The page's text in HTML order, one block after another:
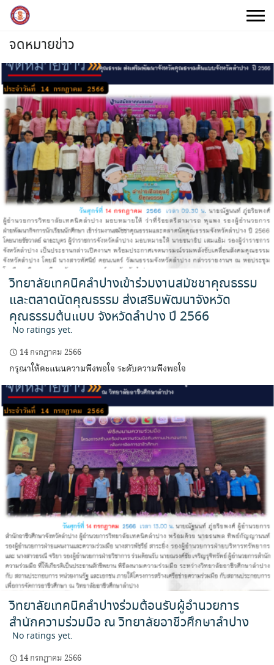
Skip
content
จดหมายข่าว
วิทยาลัยเทคนิคลำปางเข้าร่วมงานสมัชชาคุณธรรม
และตลาดนัดคุณธรรม ส่งเสริมพัฒนาจังหวัด
คุณธรรมต้นแบบ จังหวัดลำปาง ปี 2566
No ratings yet.
14 กรกฎาคม 2566
กรุณาให้คะแนนความพึงพอใจ ระดับความพึงพอใจ
วิทยาลัยเทคนิคลำปางร่วมต้อนรับผู้อำนวยการ
สำนักความร่วมมือ ณ วิทยาลัยอาชีวศึกษาลำปาง
No ratings yet.
14 กรกฎาคม 2566